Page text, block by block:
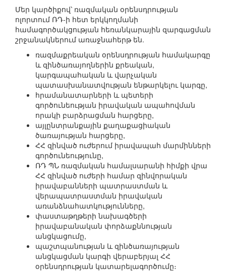
Մեր կարծիքով՝ ռազմական օրենսդրության
ոլորտում ՌԴ-ի հետ երկկողմանի
համագործակցության հեռանկարային զարգացման
շրջանակներում առաջնահերթ են.
ռազմաքրեական օրենսդրության համակարգը
և զինծառայողներին քրեական,
կարգապահական և վարչական
պատասխանատվության ենթարկելու կարգը,
հրամանատարների և պետերի
գործունեության իրավական ապահովման
որակի բարձրացման հարցերը,
այլընտրանքային քաղաքացիական
ծառայության հարցերը,
ՀՀ զինված ուժերում իրավապահ մարմինների
գործունեությունը,
ՌԴ ՊՆ ռազմական համալսարանի հիմքի վրա
ՀՀ զինված ուժերի համար զինվորական
իրավաբանների պատրաստման և
վերապատրաստման իրավական
առանձնահատկությունները,
փաստաթղթերի նախագծերի
իրավաբանական փորձաքննության
անցկացումը,
պաշտպանության և զինծառայության
անցկացման կարգի վերաբերյալ ՀՀ
օրենսդրության կատարելագործումը։